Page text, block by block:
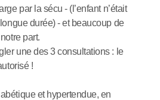
par la sécu - (l’enfant n’était
durée) - et beaucoup de
part.
une des 3 consultations : le
!
et hypertendue, en